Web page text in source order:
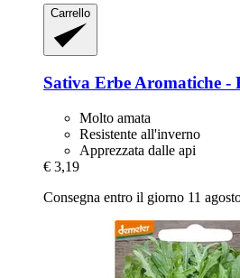
Carrello
Sativa Erbe Aromatiche -​
Molto amata
Resistente all'inverno
Apprezzata dalle api
€ 3,19
Consegna entro il giorno 11